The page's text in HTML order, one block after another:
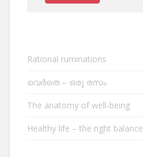
Rational ruminations
വെർതെ – ഒരു രസം
The anatomy of well-being
Healthy life – the right balance